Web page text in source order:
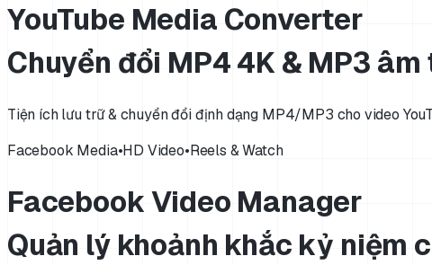
YouTube Media Converter
Chuyển đổi MP4 4K & MP3 âm
Tiện ích lưu trữ & chuyển đổi định dạng MP4/MP3 cho video
Facebook Media•HD Video•Reels & Watch
Facebook Video Manager
Quản lý khoảnh khắc kỷ niệm